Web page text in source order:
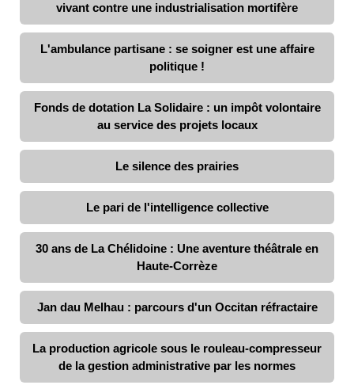
vivant contre une industrialisation mortifère
L'ambulance partisane : se soigner est une affaire
politique !
Fonds de dotation La Solidaire : un impôt volontaire
au service des projets locaux
Le silence des prairies
Le pari de l'intelligence collective
30 ans de La Chélidoine : Une aventure théâtrale en
Haute-Corrèze
Jan dau Melhau : parcours d'un Occitan réfractaire
La production agricole sous le rouleau-compresseur
de la gestion administrative par les normes